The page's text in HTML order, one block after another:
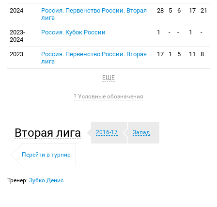
2024
Россия. Первенство России. Вторая
лига
28 5 6 17 21
2023-
2024
Россия. Кубок России 1 - - 1 -
2023
Россия. Первенство России. Вторая
лига
17 1 5 11 8
ЕЩЕ
? Условные обозначения
Вторая лига 2016-17 Запад
Перейти в турнир
Тренер: Зубко Денис